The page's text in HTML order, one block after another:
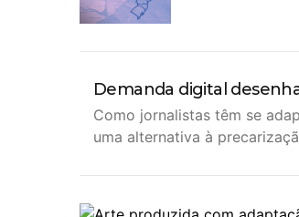
Demanda digital
Como jornalistas têm se
uma alternativa à